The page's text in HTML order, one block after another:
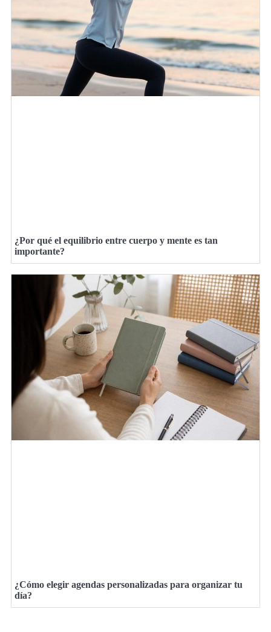
¿Por qué el equilibrio entre cuerpo y mente es tan
importante?
¿Cómo elegir agendas personalizadas para organizar tu
día?